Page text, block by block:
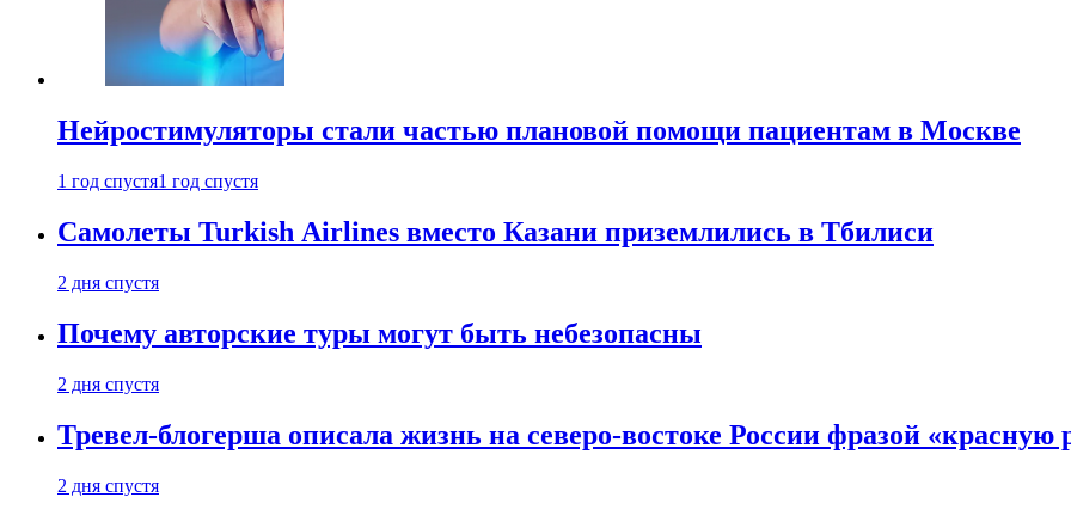
Нейростимуляторы стали частью плановой помощи пациентам в Москве
1 год спустя1 год спустя
Самолеты Turkish Airlines вместо Казани приземлились в Тбилиси
2 дня спустя
Почему авторские туры могут быть небезопасны
2 дня спустя
Тревел-блогерша описала жизнь на северо-востоке России фразой
2 дня спустя